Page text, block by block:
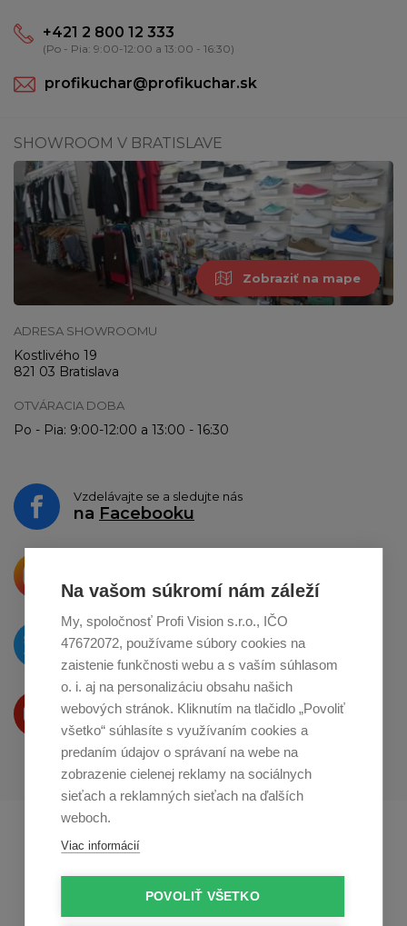
Na vašom súkromí nám záleží
My, spoločnosť Profi Vision s.r.o., IČO
47672072, používame súbory cookies na
zaistenie funkčnosti webu a s vaším súhlasom
o. i. aj na personalizáciu obsahu našich
webových stránok. Kliknutím na tlačidlo „Povoliť
všetko“ súhlasíte s využívaním cookies a
predaním údajov o správaní na webe na
zobrazenie cielenej reklamy na sociálnych
sieťach a reklamných sieťach na ďalších
weboch.
Viac informácií
POVOLIŤ VŠETKO
+421 2 800 12 333
(Po - Pia: 9:00-12:00 a 13:00 - 16:30)
profikuchar@profikuchar.sk
SHOWROOM V BRATISLAVE
Zobraziť na mape
ADRESA SHOWROOMU
Kostlivého 19
821 03 Bratislava
OTVÁRACIA DOBA
Po - Pia: 9:00-12:00 a 13:00 - 16:30
Vzdelávajte se a sledujte nás
na Facebooku
o zdieľanie naInstagrame
O novinkách píšeme
naTwitteri
Produkty Vám predstavujeme
na Youtube
Profikuchař.cz